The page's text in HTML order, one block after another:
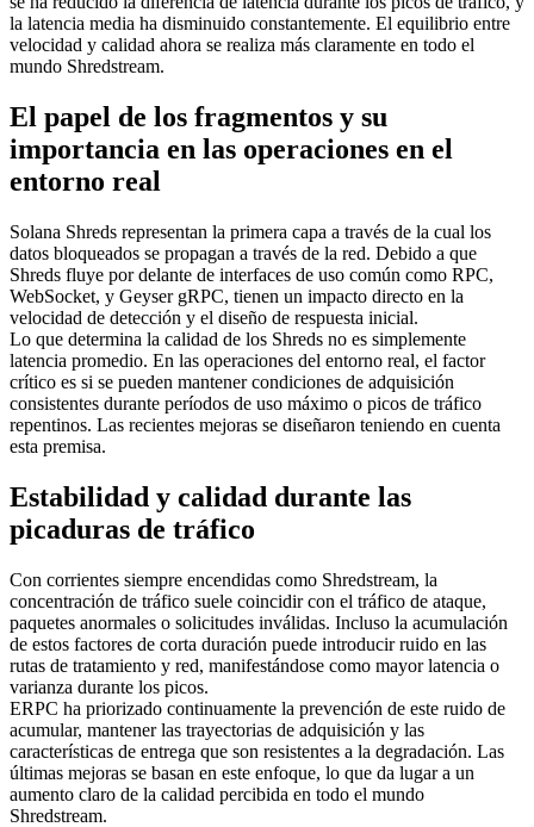
la latencia media ha disminuido constantemente. El equilibrio entre
velocidad y calidad ahora se realiza más claramente en todo el
mundo Shredstream.
El papel de los fragmentos y su
importancia en las operaciones en el
entorno real
Solana Shreds representan la primera capa a través de la cual los
datos bloqueados se propagan a través de la red. Debido a que
Shreds fluye por delante de interfaces de uso común como RPC,
WebSocket, y Geyser gRPC, tienen un impacto directo en la
velocidad de detección y el diseño de respuesta inicial.
Lo que determina la calidad de los Shreds no es simplemente
latencia promedio. En las operaciones del entorno real, el factor
crítico es si se pueden mantener condiciones de adquisición
consistentes durante períodos de uso máximo o picos de tráfico
repentinos. Las recientes mejoras se diseñaron teniendo en cuenta
esta premisa.
Estabilidad y calidad durante las
picaduras de tráfico
Con corrientes siempre encendidas como Shredstream, la
concentración de tráfico suele coincidir con el tráfico de ataque,
paquetes anormales o solicitudes inválidas. Incluso la acumulación
de estos factores de corta duración puede introducir ruido en las
rutas de tratamiento y red, manifestándose como mayor latencia o
varianza durante los picos.
ERPC ha priorizado continuamente la prevención de este ruido de
acumular, mantener las trayectorias de adquisición y las
características de entrega que son resistentes a la degradación. Las
últimas mejoras se basan en este enfoque, lo que da lugar a un
aumento claro de la calidad percibida en todo el mundo
Shredstream.